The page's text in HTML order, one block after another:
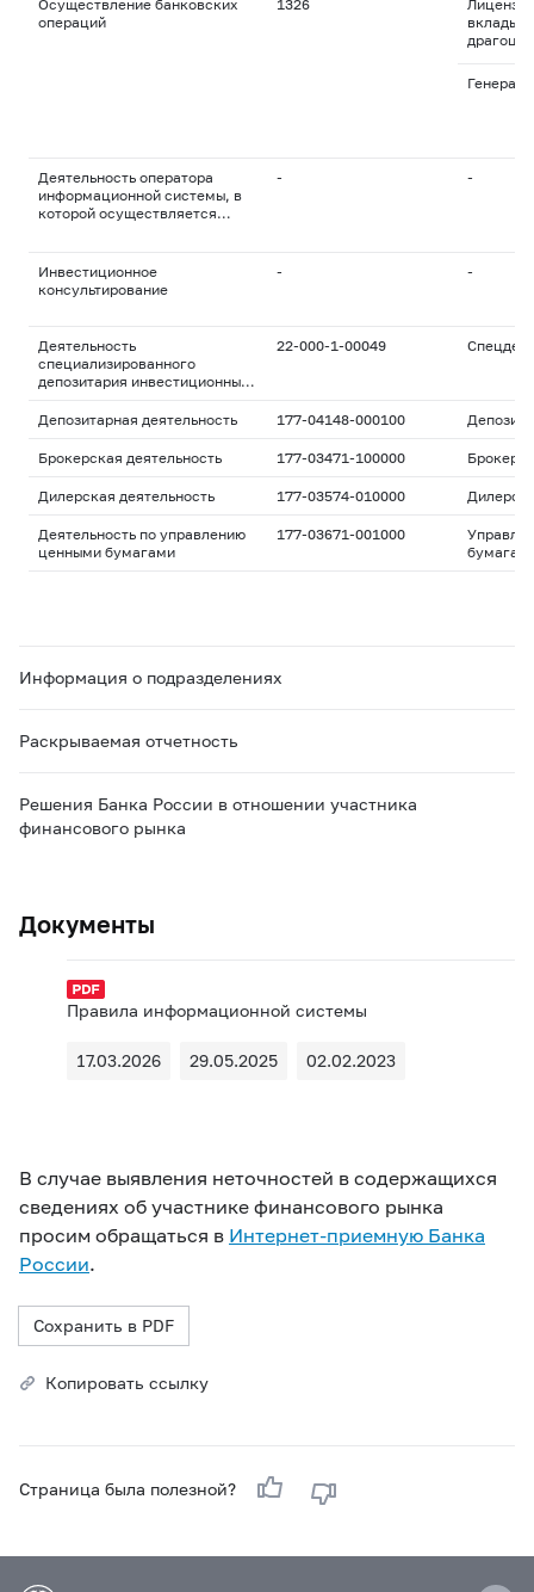
Осуществление банковских
операций
1326
вклады
Деятельность оператора
информационной системы, в
которой осуществляется
- -
Инвестиционное
консультирование
- -
Деятельность
специализированного
депозитария инвестиционных
инвестиционных фондов и
пенсионных фондов
22-000-1-00049
Депозитарная деятельность 177-04148-000100
Брокерская деятельность 177-03471-100000
Дилерская деятельность 177-03574-010000
Деятельность по управлению
ценными бумагами
177-03671-001000
Информация о подразделениях
Раскрываемая отчетность
Решения Банка России в отношении участника
финансового рынка
Документы
Правила информационной системы
17.03.2026 29.05.2025 02.02.2023
В случае выявления неточностей в содержащихся
сведениях об участнике финансового рынка
просим обращаться в Интернет-приемную Банка
России.
Сохранить в PDF
Копировать ссылку
Страница была полезной?